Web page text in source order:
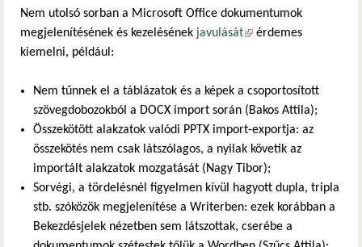
Nem utolsó sorban a Microsoft Office dokumentumok
megjelenítésének és kezelésének javulását(külső hivatkozás)
érdemes
kiemelni, például:
Nem tűnnek el a táblázatok és a képek a csoportosított
szövegdobozokból a DOCX import során (Bakos Attila);
Összekötött alakzatok valódi PPTX import-exportja: az
összekötés nem csak látszólagos, a nyilak követik az
importált alakzatok mozgatását (Nagy Tibor);
Sorvégi, a tördelésnél figyelmen kívül hagyott dupla, tripla
stb. szóközök megjelenítése a Writerben: ezek korábban a
Bekezdésjelek nézetben sem látszottak, cserébe a